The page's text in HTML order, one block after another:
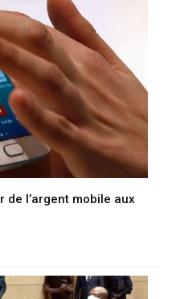
de l’argent mobile aux